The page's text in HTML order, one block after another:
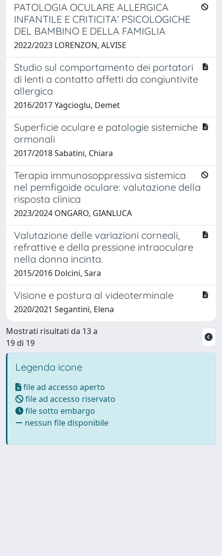
PATOLOGIA OCULARE ALLERGICA
INFANTILE E CRITICITA’ PSICOLOGICHE
DEL BAMBINO E DELLA FAMIGLIA
2022/2023 LORENZON, ALVISE
Studio sul comportamento dei portatori
di lenti a contatto affetti da congiuntivite
allergica
2016/2017 Yagcioglu, Demet
Superficie oculare e patologie sistemiche
ormonali
2017/2018 Sabatini, Chiara
Terapia immunosoppressiva sistemica
nel pemfigoide oculare: valutazione della
risposta clinica
2023/2024 ONGARO, GIANLUCA
Valutazione delle variazioni corneali,
refrattive e della pressione intraoculare
nella donna incinta.
2015/2016 Dolcini, Sara
Visione e postura al videoterminale
2020/2021 Segantini, Elena
Mostrati risultati da 13 a
19 di 19
Legenda icone
file ad accesso aperto
file ad accesso riservato
file sotto embargo
nessun file disponibile